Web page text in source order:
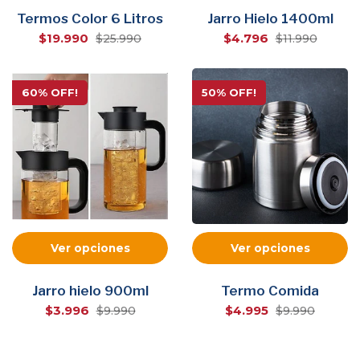
Agregar
Termos Color 6 Litros
$19.990 $25.990
Jarro Hielo 1400ml
$4.796 $11.990
Ver opciones
60% OFF!
Jarro hielo 900ml
$3.996 $9.990
Ver opciones
50% OFF!
Termo Comida
$4.995 $9.990